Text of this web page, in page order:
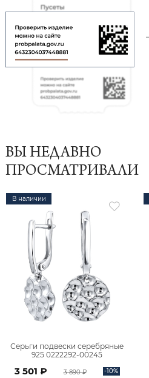
ВЫ НЕДАВНО
ПРОСМАТРИВАЛИ
В наличии
Серьги подвески серебряные
925 0222292-00245
3 501 ₽ 3 890 ₽ -10%